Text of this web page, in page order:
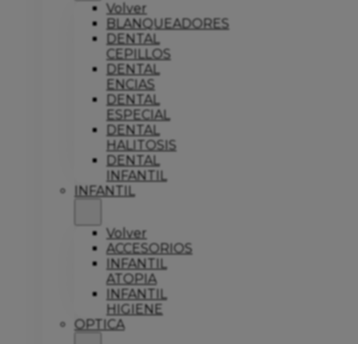
Volver
BLANQUEADORES
DENTAL
CEPILLOS
DENTAL
ENCIAS
DENTAL
ESPECIAL
DENTAL
HALITOSIS
DENTAL
INFANTIL
INFANTIL
Volver
ACCESORIOS
INFANTIL
ATOPIA
INFANTIL
HIGIENE
OPTICA